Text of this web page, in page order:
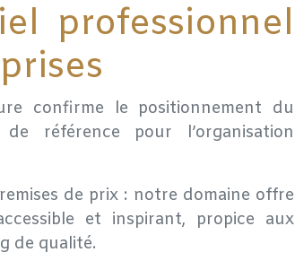
professionnel
confirme le positionnement du
de référence pour l’organisation
de prix : notre domaine offre
et inspirant, propice aux
de qualité.